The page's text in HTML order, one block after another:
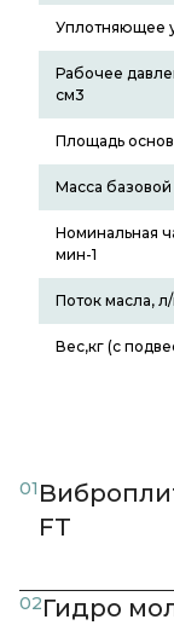
Уплотняющее
Рабочее
см3
Площадь
Масса
Номинальная
мин-1
Поток масла,
Вес,кг (с
01
FT
02Гидро